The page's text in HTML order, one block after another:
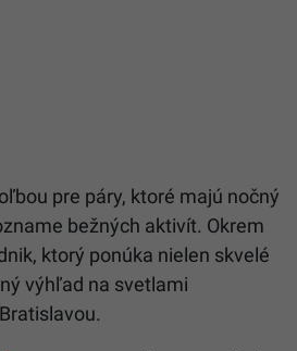
pre páry, ktoré majú nočný
bežných aktivít. Okrem
ktorý ponúka nielen skvelé
výhľad na svetlami